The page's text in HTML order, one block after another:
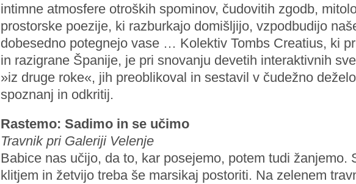
intimne atmosfere otroških spominov, čudovitih zgodb,
prostorske poezije, ki razburkajo domišljijo, vzpodbudijo
dobesedno potegnejo vase … Kolektiv Tombs Creatius, ki
in razigrane Španije, je pri snovanju devetih interaktivnih
»iz druge roke«, jih preoblikoval in sestavil v čudežno
spoznanj in odkritij.
Rastemo: Sadimo in se učimo
Travnik pri Galeriji Velenje
Babice nas učijo, da to, kar posejemo, potem tudi žanjemo.
klitjem in žetvijo treba še marsikaj postoriti. Na zelenem